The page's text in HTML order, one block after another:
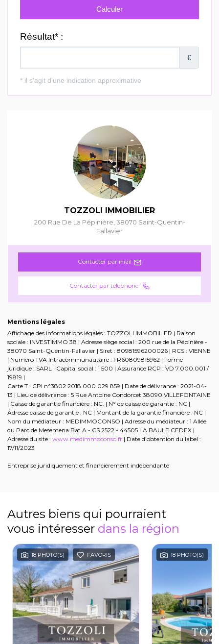
TOZZOLI IMMOBILIER
200 Rue De La Pépinière,38070 Saint-Quentin-
Fallavier
Contacter par mail
Contacter par téléphone
Mentions légales
Affichage des informations légales : TOZZOLI IMMOBILIER | Raison
sociale : INVESTIMMO 38 | Adresse siège social : 200 rue de la Pépinière -
38070 Saint-Quentin-Fallavier | Siret : 80981596200026 | RCS : VIENNE
| Numero TVA Intracommunautaire : FR60809815962 | Forme
juridique : SARL | Capital social : 1 500 | Assurance RCP : VD 7.000.001 /
19819 |
Carte T : CPI n°3802 2018 000 029 859 | Date de délivrance : 2021-04-
13 | Lieu de délivrance : 5 Rue Antoine Condorcet 38090 VILLEFONTAINE
| Caisse de garantie financière : NC. | N° de caisse de garantie : NC |
Adresse caisse de garantie : NC | Montant de la garantie financière : NC |
Nom du médiateur : MEDIMMOCONSO | Adresse du médiateur : 1 Allée
du Parc de Mesemena Bat A - CS 2522 - 44505 LA BAULE CEDEX |
Adresse du site : www.medimmoconso.fr | Date d'obtention du label :
17/11/2023
Entreprise juridiquement et financièrement indépendante
Autres biens qui pourraient
vous intéresser dans la région
18 PHOTO(S) FAVORIS 18 PHOTO(S)